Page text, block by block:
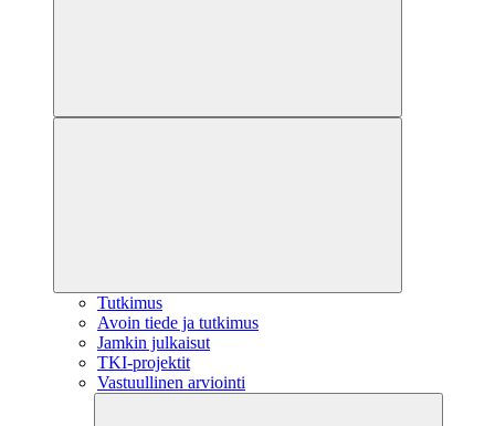
Tutkimus
Avoin tiede ja tutkimus
Jamkin julkaisut
TKI-projektit
Vastuullinen arviointi